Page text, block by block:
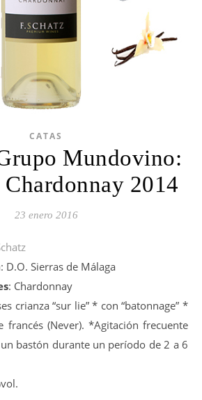
CATAS
Mundovino:
Chardonnay 2014
23 enero 2016
: D.O. Sierras de Málaga
: Chardonnay
crianza “sur lie” * con “batonnage” *
francés (Never). *Agitación frecuente
bastón durante un período de 2 a 6